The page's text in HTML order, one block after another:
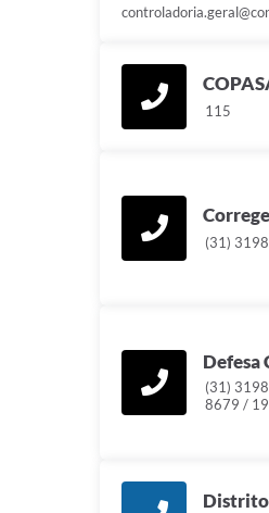
115
(31)
Defesa
(31)
8679 /